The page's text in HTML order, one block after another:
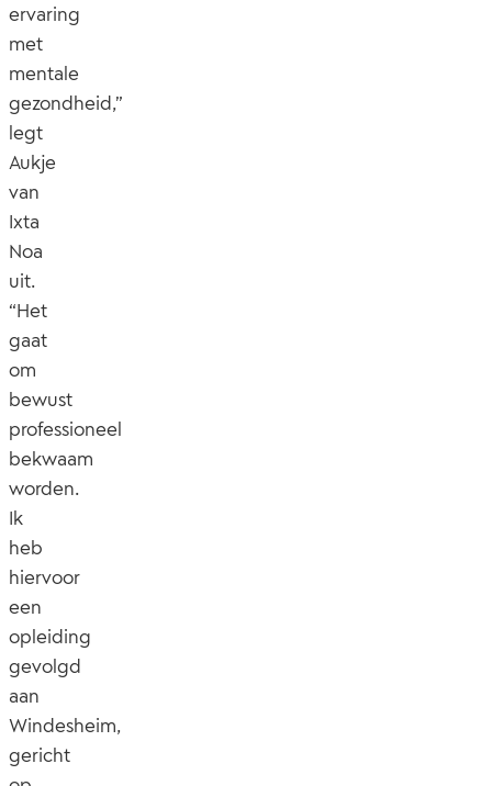
ervaring
met
mentale
gezondheid,”
legt
Aukje
van
Ixta
Noa
uit.
“Het
gaat
om
bewust
professioneel
bekwaam
worden.
Ik
heb
hiervoor
een
opleiding
gevolgd
aan
Windesheim,
gericht